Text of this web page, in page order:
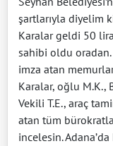
şartlarıyla diyelim
Karalar geldi 50
sahibi oldu oradan.
imza atan
Karalar, oğlu M.K.,
Vekili T.E., araç
atan tüm
incelesin.